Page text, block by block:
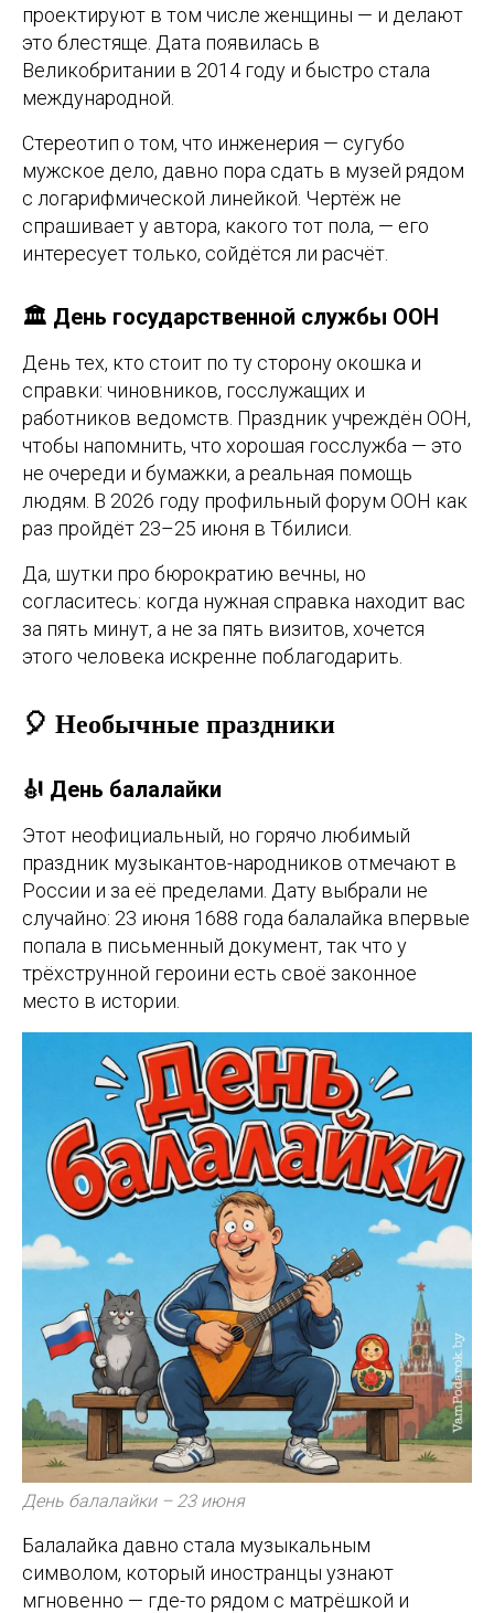
проектируют в том числе женщины — и делают
это блестяще. Дата появилась в
Великобритании в 2014 году и быстро стала
международной.
Стереотип о том, что инженерия — сугубо
мужское дело, давно пора сдать в музей рядом
с логарифмической линейкой. Чертёж не
спрашивает у автора, какого тот пола, — его
интересует только, сойдётся ли расчёт.
🏛️ День государственной службы ООН
День тех, кто стоит по ту сторону окошка и
справки: чиновников, госслужащих и
работников ведомств. Праздник учреждён ООН,
чтобы напомнить, что хорошая госслужба — это
не очереди и бумажки, а реальная помощь
людям. В 2026 году профильный форум ООН как
раз пройдёт 23–25 июня в Тбилиси.
Да, шутки про бюрократию вечны, но
согласитесь: когда нужная справка находит вас
за пять минут, а не за пять визитов, хочется
этого человека искренне поблагодарить.
🎈 Необычные праздники
🎻 День балалайки
Этот неофициальный, но горячо любимый
праздник музыкантов-народников отмечают в
России и за её пределами. Дату выбрали не
случайно: 23 июня 1688 года балалайка впервые
попала в письменный документ, так что у
трёхструнной героини есть своё законное
место в истории.
День балалайки – 23 июня
Балалайка давно стала музыкальным
символом, который иностранцы узнают
мгновенно — где-то рядом с матрёшкой и